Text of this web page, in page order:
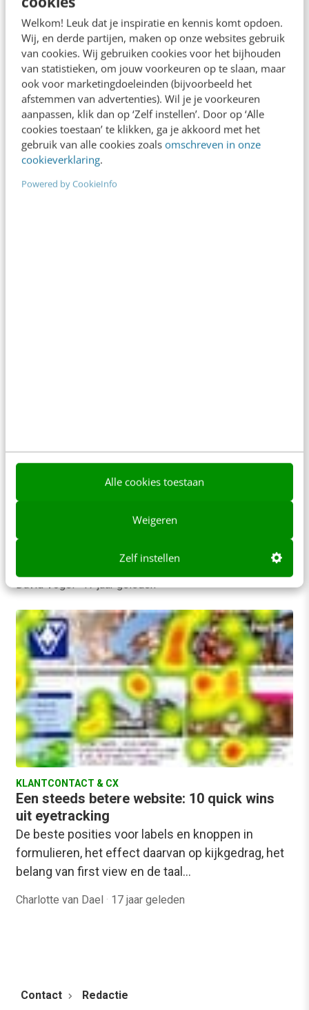
Welkom! Leuk dat je inspiratie en kennis komt opdoen.
Wij, en derde partijen, maken op onze websites gebruik
van cookies. Wij gebruiken cookies voor het bijhouden
van statistieken, om jouw voorkeuren op te slaan, maar
ook voor marketingdoeleinden (bijvoorbeeld het
afstemmen van advertenties). Wil je je voorkeuren
aanpassen, klik dan op ‘Zelf instellen’. Door op ‘Alle
cookies toestaan’ te klikken, ga je akkoord met het
gebruik van alle cookies zoals omschreven in onze
cookieverklaring.
Powered by CookieInfo
Alle cookies toestaan
Weigeren
Zelf instellen
De nieuwe SEO- & GEO-
spelregels
In 2,5 uur van Google-first naar AI-first: zo wordt je
content beter gevonden. Schrijf je in en bekijk
direct.
Meer weten
De banner is niet dood, hij leeft!
Een van de opvallendste uitspraken van Google's
Q4 earnings conference call vond ik de
aankondiging dat in de ogen van Eric Schmidt…
David Vogel 17 jaar geleden
KLANTCONTACT & CX
Een steeds betere website: 10 quick wins
uit eyetracking
De beste posities voor labels en knoppen in
formulieren, het effect daarvan op kijkgedrag, het
belang van first view en de taal…
Charlotte van Dael · 17 jaar geleden
Contact Redactie